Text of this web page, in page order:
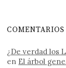
¿De verdad los
en El árbol